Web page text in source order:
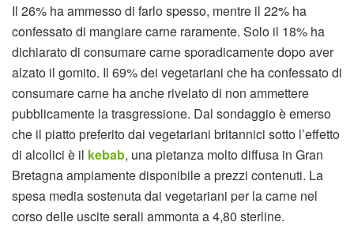
Il 26% ha ammesso di farlo spesso, mentre il 22% ha
confessato di mangiare carne raramente. Solo il 18% ha
dichiarato di consumare carne sporadicamente dopo aver
alzato il gomito. Il 69% dei vegetariani che ha confessato di
consumare carne ha anche rivelato di non ammettere
pubblicamente la trasgressione. Dal sondaggio è emerso
che il piatto preferito dai vegetariani britannici sotto l’effetto
di alcolici è il kebab, una pietanza molto diffusa in Gran
Bretagna ampiamente disponibile a prezzi contenuti. La
spesa media sostenuta dai vegetariani per la carne nel
corso delle uscite serali ammonta a 4,80 sterline.